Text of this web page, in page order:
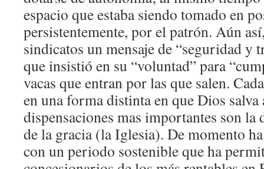
espacio que estaba siendo tomado en
persistentemente, por el patrón. Aún
sindicatos un mensaje de “seguridad y
que insistió en su “voluntad” para
vacas que entran por las que salen.
en una forma distinta en que Dios
dispensaciones mas importantes son
de la gracia (la Iglesia). De momento
con un periodo sostenible que ha